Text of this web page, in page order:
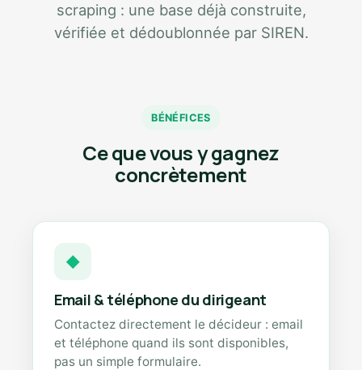
scraping : une base déjà construite,
vérifiée et dédoublonnée par SIREN.
BÉNÉFICES
Ce que vous y gagnez
concrètement
◆
Email & téléphone du dirigeant
Contactez directement le décideur : email
et téléphone quand ils sont disponibles,
pas un simple formulaire.